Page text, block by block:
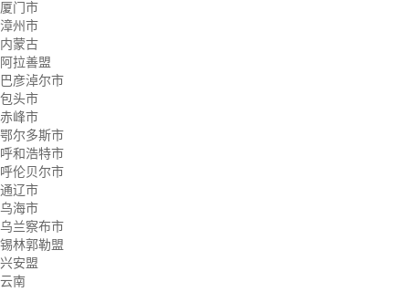
厦门市
漳州市
内蒙古
阿拉善盟
巴彦淖尔市
包头市
赤峰市
鄂尔多斯市
呼和浩特市
呼伦贝尔市
通辽市
乌海市
乌兰察布市
锡林郭勒盟
兴安盟
云南